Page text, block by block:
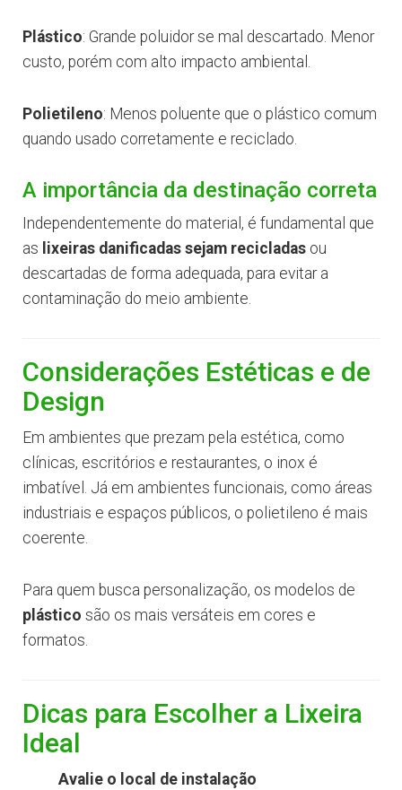
Plástico: Grande poluidor se mal descartado. Menor
custo, porém com alto impacto ambiental.
Polietileno: Menos poluente que o plástico comum
quando usado corretamente e reciclado.
A importância da destinação correta
Independentemente do material, é fundamental que
as lixeiras danificadas sejam recicladas ou
descartadas de forma adequada, para evitar a
contaminação do meio ambiente.
Considerações Estéticas e de
Design
Em ambientes que prezam pela estética, como
clínicas, escritórios e restaurantes, o inox é
imbatível. Já em ambientes funcionais, como áreas
industriais e espaços públicos, o polietileno é mais
coerente.
Para quem busca personalização, os modelos de
plástico são os mais versáteis em cores e
formatos.
Dicas para Escolher a Lixeira
Ideal
Avalie o local de instalação